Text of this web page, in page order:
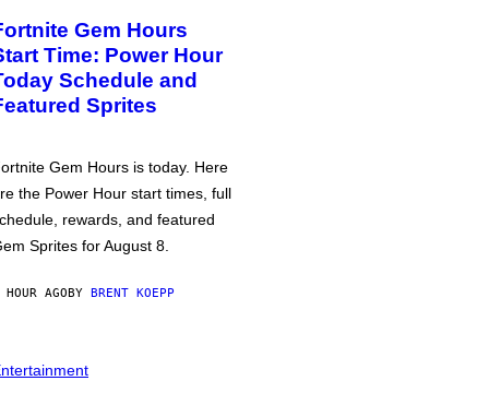
Gem Hours
Time: Power Hour
Schedule and
Sprites
Gem Hours is today. Here
the Power Hour start times, full
rewards, and featured
Sprites for August 8.
HOUR AGOBY BRENT KOEPP